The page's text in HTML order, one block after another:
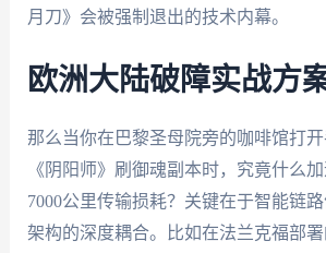
月刀》会被强制退出的技术内幕。
欧洲大陆破障实战方
那么当你在巴黎圣母院旁的咖啡馆打
《阴阳师》刷御魂副本时，究竟什么
7000公里传输损耗？关键在于智能链
架构的深度耦合。比如在法兰克福部